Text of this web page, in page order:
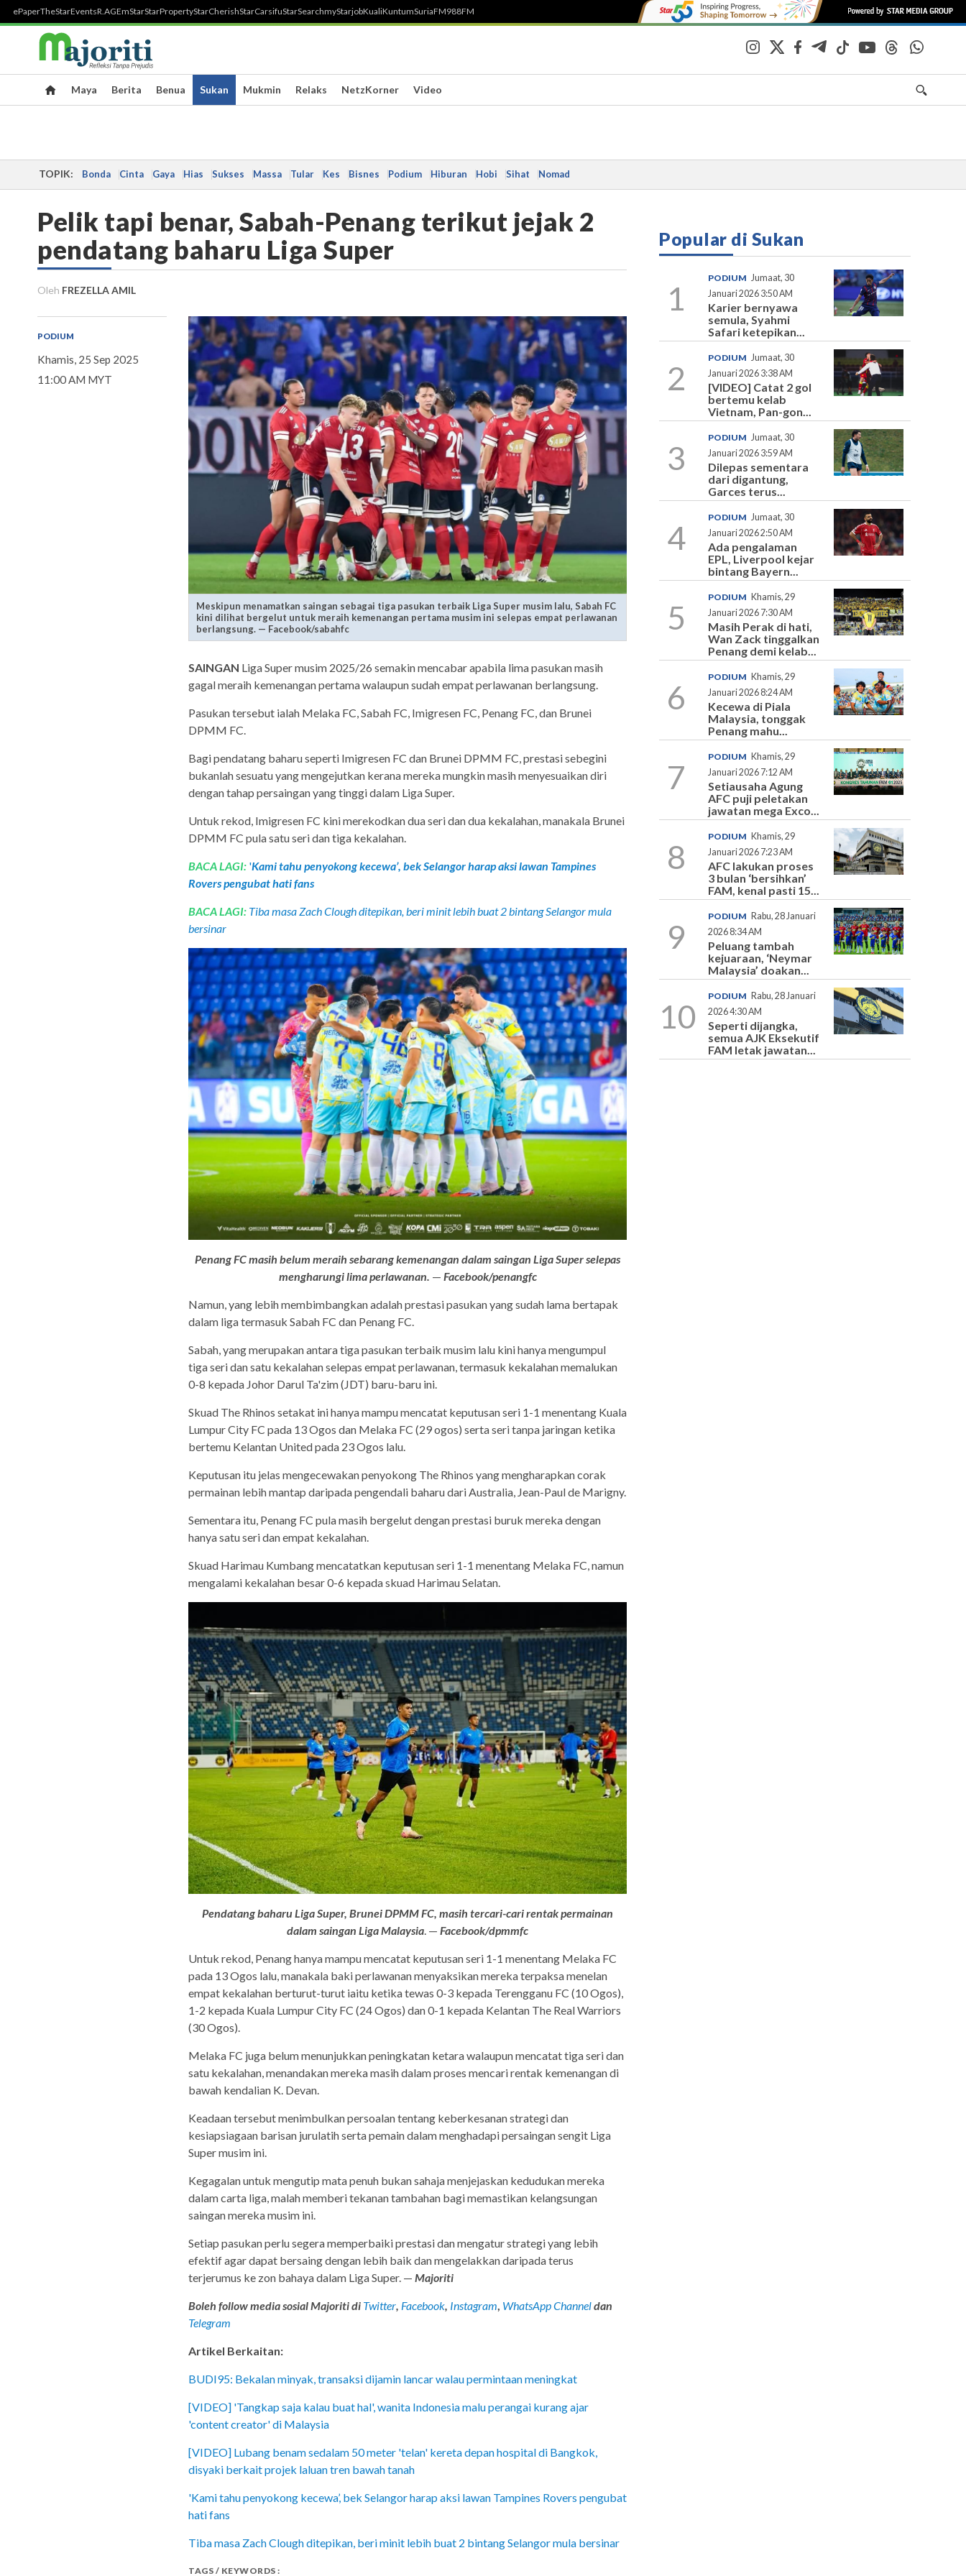
ePaperTheStarEventsR.AGEmStarStarPropertyStarCherishStarCarsifuStarSearchmyStarjobKualiKuntumSuriaFM988FM
Maya Berita Benua Sukan Mukmin Relaks NetzKorner Video
TOPIK: Bonda Cinta Gaya Hias Sukses Massa Tular Kes Bisnes Podium Hiburan Hobi Sihat Nomad
Pelik tapi benar, Sabah-Penang terikut jejak 2
pendatang baharu Liga Super
Oleh FREZELLA AMIL
PODIUM
Khamis, 25 Sep 2025
11:00 AM MYT
Meskipun menamatkan saingan sebagai tiga pasukan terbaik Liga Super musim lalu, Sabah FC
kini dilihat bergelut untuk meraih kemenangan pertama musim ini selepas empat perlawanan
berlangsung. — Facebook/sabahfc
SAINGAN Liga Super musim 2025/26 semakin mencabar apabila lima pasukan masih
gagal meraih kemenangan pertama walaupun sudah empat perlawanan berlangsung.
Pasukan tersebut ialah Melaka FC, Sabah FC, Imigresen FC, Penang FC, dan Brunei
DPMM FC.
Bagi pendatang baharu seperti Imigresen FC dan Brunei DPMM FC, prestasi sebegini
bukanlah sesuatu yang mengejutkan kerana mereka mungkin masih menyesuaikan diri
dengan tahap persaingan yang tinggi dalam Liga Super.
Untuk rekod, Imigresen FC kini merekodkan dua seri dan dua kekalahan, manakala Brunei
DPMM FC pula satu seri dan tiga kekalahan.
BACA LAGI: 'Kami tahu penyokong kecewa’, bek Selangor harap aksi lawan Tampines
Rovers pengubat hati fans
BACA LAGI: Tiba masa Zach Clough ditepikan, beri minit lebih buat 2 bintang Selangor mula
bersinar
Penang FC masih belum meraih sebarang kemenangan dalam saingan Liga Super selepas
mengharungi lima perlawanan. — Facebook/penangfc
Namun, yang lebih membimbangkan adalah prestasi pasukan yang sudah lama bertapak
dalam liga termasuk Sabah FC dan Penang FC.
Sabah, yang merupakan antara tiga pasukan terbaik musim lalu kini hanya mengumpul
tiga seri dan satu kekalahan selepas empat perlawanan, termasuk kekalahan memalukan
0-8 kepada Johor Darul Ta'zim (JDT) baru-baru ini.
Skuad The Rhinos setakat ini hanya mampu mencatat keputusan seri 1-1 menentang Kuala
Lumpur City FC pada 13 Ogos dan Melaka FC (29 ogos) serta seri tanpa jaringan ketika
bertemu Kelantan United pada 23 Ogos lalu.
Keputusan itu jelas mengecewakan penyokong The Rhinos yang mengharapkan corak
permainan lebih mantap daripada pengendali baharu dari Australia, Jean-Paul de Marigny.
Sementara itu, Penang FC pula masih bergelut dengan prestasi buruk mereka dengan
hanya satu seri dan empat kekalahan.
Skuad Harimau Kumbang mencatatkan keputusan seri 1-1 menentang Melaka FC, namun
mengalami kekalahan besar 0-6 kepada skuad Harimau Selatan.
Pendatang baharu Liga Super, Brunei DPMM FC, masih tercari-cari rentak permainan
dalam saingan Liga Malaysia. — Facebook/dpmmfc
Untuk rekod, Penang hanya mampu mencatat keputusan seri 1-1 menentang Melaka FC
pada 13 Ogos lalu, manakala baki perlawanan menyaksikan mereka terpaksa menelan
empat kekalahan berturut-turut iaitu ketika tewas 0-3 kepada Terengganu FC (10 Ogos),
1-2 kepada Kuala Lumpur City FC (24 Ogos) dan 0-1 kepada Kelantan The Real Warriors
(30 Ogos).
Melaka FC juga belum menunjukkan peningkatan ketara walaupun mencatat tiga seri dan
satu kekalahan, menandakan mereka masih dalam proses mencari rentak kemenangan di
bawah kendalian K. Devan.
Keadaan tersebut menimbulkan persoalan tentang keberkesanan strategi dan
kesiapsiagaan barisan jurulatih serta pemain dalam menghadapi persaingan sengit Liga
Super musim ini.
Kegagalan untuk mengutip mata penuh bukan sahaja menjejaskan kedudukan mereka
dalam carta liga, malah memberi tekanan tambahan bagi memastikan kelangsungan
saingan mereka musim ini.
Setiap pasukan perlu segera memperbaiki prestasi dan mengatur strategi yang lebih
efektif agar dapat bersaing dengan lebih baik dan mengelakkan daripada terus
terjerumus ke zon bahaya dalam Liga Super. — Majoriti
Boleh follow media sosial Majoriti di Twitter, Facebook, Instagram, WhatsApp Channeldan
Telegram
Artikel Berkaitan:
BUDI95: Bekalan minyak, transaksi dijamin lancar walau permintaan meningkat
[VIDEO] 'Tangkap saja kalau buat hal', wanita Indonesia malu perangai kurang ajar
'content creator' di Malaysia
[VIDEO] Lubang benam sedalam 50 meter 'telan' kereta depan hospital di Bangkok,
disyaki berkait projek laluan tren bawah tanah
'Kami tahu penyokong kecewa’, bek Selangor harap aksi lawan Tampines Rovers pengubat
hati fans
Tiba masa Zach Clough ditepikan, beri minit lebih buat 2 bintang Selangor mula bersinar
TAGS / KEYWORDS :
Popular di Sukan
1
PODIUM Jumaat, 30
Januari 2026 3:50 AM
Karier bernyawa
semula, Syahmi
Safari ketepikan...
2
PODIUM Jumaat, 30
Januari 2026 3:38 AM
[VIDEO] Catat 2 gol
bertemu kelab
Vietnam, Pan-gon...
3
PODIUM Jumaat, 30
Januari 2026 3:59 AM
Dilepas sementara
dari digantung,
Garces terus...
4
PODIUM Jumaat, 30
Januari 2026 2:50 AM
Ada pengalaman
EPL, Liverpool kejar
bintang Bayern...
5
PODIUM Khamis, 29
Januari 2026 7:30 AM
Masih Perak di hati,
Wan Zack tinggalkan
Penang demi kelab...
6
PODIUM Khamis, 29
Januari 2026 8:24 AM
Kecewa di Piala
Malaysia, tonggak
Penang mahu...
7
PODIUM Khamis, 29
Januari 2026 7:12 AM
Setiausaha Agung
AFC puji peletakan
jawatan mega Exco...
8
PODIUM Khamis, 29
Januari 2026 7:23 AM
AFC lakukan proses
3 bulan ‘bersihkan’
FAM, kenal pasti 15...
9
PODIUM Rabu, 28 Januari
2026 8:34 AM
Peluang tambah
kejuaraan, ‘Neymar
Malaysia’ doakan...
10
PODIUM Rabu, 28 Januari
2026 4:30 AM
Seperti dijangka,
semua AJK Eksekutif
FAM letak jawatan...